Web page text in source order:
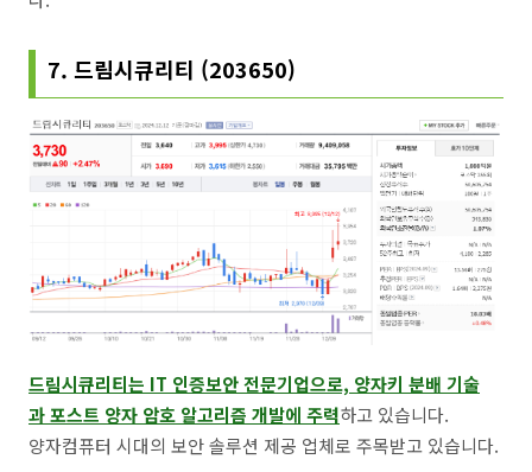
7. 드림시큐리티 (203650)
드림시큐리티는 IT 인증보안 전문기업으로, 양자키 분배 기술
과 포스트 양자 암호 알고리즘 개발에 주력하고 있습니다.
양자컴퓨터 시대의 보안 솔루션 제공 업체로 주목받고 있습니다.